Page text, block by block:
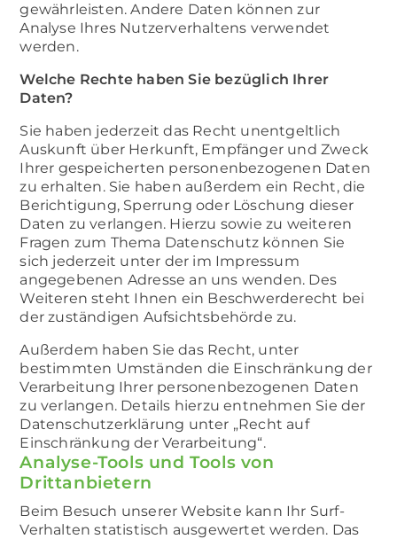
gewährleisten. Andere Daten können zur
Analyse Ihres Nutzerverhaltens verwendet
werden.
Welche Rechte haben Sie bezüglich Ihrer
Daten?
Sie haben jederzeit das Recht unentgeltlich
Auskunft über Herkunft, Empfänger und Zweck
Ihrer gespeicherten personenbezogenen Daten
zu erhalten. Sie haben außerdem ein Recht, die
Berichtigung, Sperrung oder Löschung dieser
Daten zu verlangen. Hierzu sowie zu weiteren
Fragen zum Thema Datenschutz können Sie
sich jederzeit unter der im Impressum
angegebenen Adresse an uns wenden. Des
Weiteren steht Ihnen ein Beschwerderecht bei
der zuständigen Aufsichtsbehörde zu.
Außerdem haben Sie das Recht, unter
bestimmten Umständen die Einschränkung der
Verarbeitung Ihrer personenbezogenen Daten
zu verlangen. Details hierzu entnehmen Sie der
Datenschutzerklärung unter „Recht auf
Einschränkung der Verarbeitung“.
Analyse-Tools und Tools von
Drittanbietern
Beim Besuch unserer Website kann Ihr Surf-
Verhalten statistisch ausgewertet werden. Das